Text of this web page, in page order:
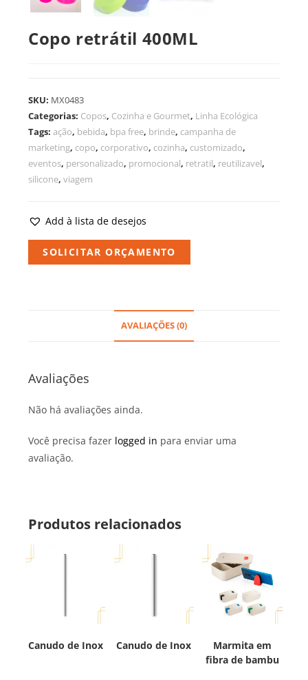
Copo retrátil 400ML
SKU: MX0483
Categorias: Copos, Cozinha e Gourmet, Linha Ecológica
Tags:ação, bebida, bpa free, brinde, campanha de
marketing, copo, corporativo, cozinha, customizado,
eventos, personalizado, promocional, retratil, reutilizavel,
silicone,viagem
Add à lista de desejos
SOLICITAR ORÇAMENTO
AVALIAÇÕES (0)
Avaliações
Não há avaliações ainda.
Você precisa fazer logged in para enviar uma
avaliação.
Produtos relacionados
Canudo de Inox Canudo de Inox
Marmita em
fibra de bambu